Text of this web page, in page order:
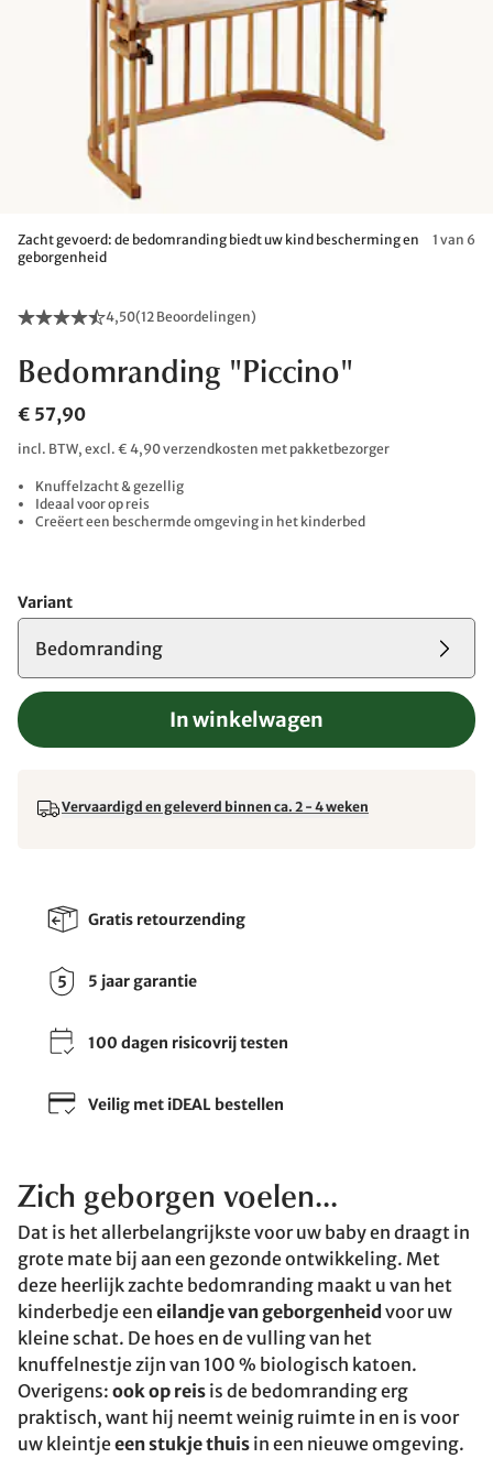
Zacht gevoerd: de bedomranding biedt uw kind bescherming en
geborgenheid
1 van 6
4,50(12 Beoordelingen)
Bedomranding "Piccino"
€ 57,90
incl. BTW, excl. € 4,90 verzendkosten met pakketbezorger
Knuffelzacht & gezellig
Ideaal voor op reis
Creëert een beschermde omgeving in het kinderbed
Variant
Bedomranding
In winkelwagen
Vervaardigd en geleverd binnen ca. 2 - 4 weken
Gratis retourzending
5 jaar garantie
100 dagen risicovrij testen
Veilig met iDEAL bestellen
Zich geborgen voelen...
Dat is het allerbelangrijkste voor uw baby en draagt in
grote mate bij aan een gezonde ontwikkeling. Met
deze heerlijk zachte bedomranding maakt u van het
kinderbedje een eilandje van geborgenheid voor uw
kleine schat. De hoes en de vulling van het
knuffelnestje zijn van 100 % biologisch katoen.
Overigens: ook op reis is de bedomranding erg
praktisch, want hij neemt weinig ruimte in en is voor
uw kleintjeeen stukje thuis in een nieuwe omgeving.